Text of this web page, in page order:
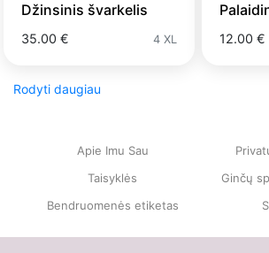
Džinsinis švarkelis
35.00 € 4 XL 12.00 €
Rodyti daugiau
Apie Imu Sau
Taisyklės
Ginčų
Bendruomenės etiketas